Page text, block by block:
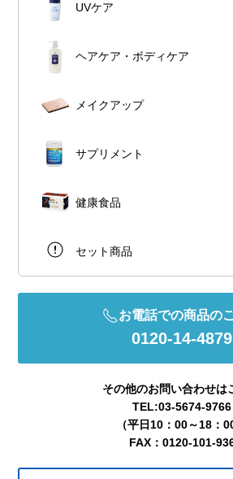
UVケア
ヘアケア・ボディケア
メイクアップ
サプリメント
健康食品
セット商品
お電話での商品の
0120-14-4879
その他のお問い合わせは
TEL:03-5674-9766
（平日10：00～18：00
FAX：0120-101-